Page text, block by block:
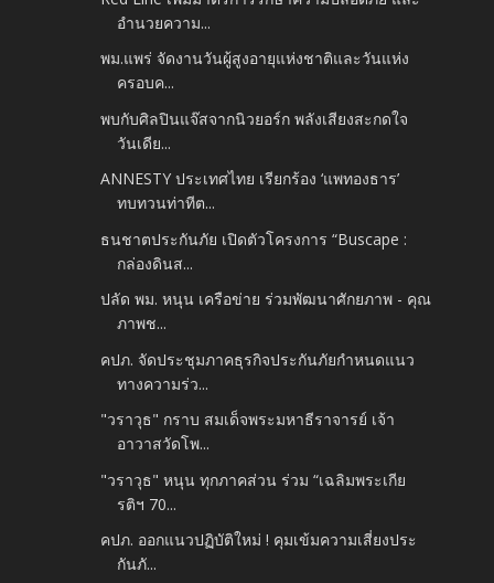
อำนวยความ...
พม.แพร่ จัดงานวันผู้สูงอายุแห่งชาติและวันแห่ง
ครอบค...
พบกับศิลปินแจ๊สจากนิวยอร์ก พลังเสียงสะกดใจ
วันเดีย...
ANNESTY ประเทศไทย เรียกร้อง ‘แพทองธาร’
ทบทวนท่าทีต...
ธนชาตประกันภัย เปิดตัวโครงการ “Buscape :
กล่องดินส...
ปลัด พม. หนุน เครือข่าย ร่วมพัฒนาศักยภาพ - คุณ
ภาพช...
คปภ. จัดประชุมภาคธุรกิจประกันภัยกำหนดแนว
ทางความร่ว...
"วราวุธ" กราบ สมเด็จพระมหาธีราจารย์ เจ้า
อาวาสวัดโพ...
"วราวุธ" หนุน ทุกภาคส่วน ร่วม “เฉลิมพระเกีย
รติฯ 70...
คปภ. ออกแนวปฏิบัติใหม่ ! คุมเข้มความเสี่ยงประ
กันภั...